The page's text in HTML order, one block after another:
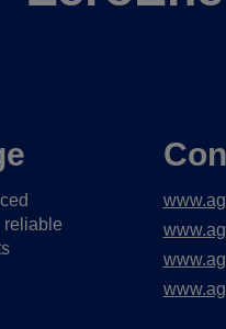
reliable